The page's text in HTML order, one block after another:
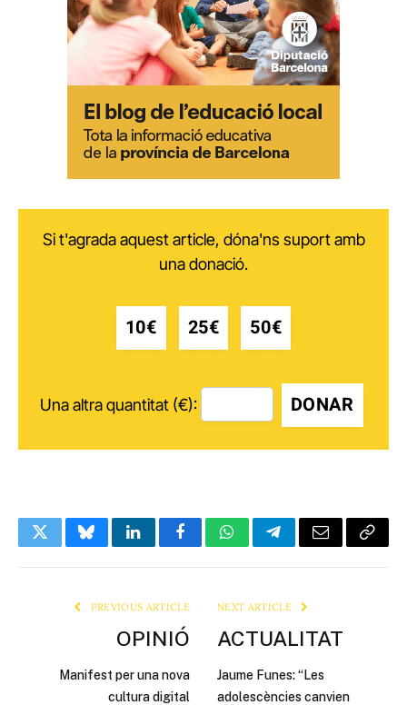
Si t'agrada aquest article, dóna'ns suport amb
una donació.
10€ 25€ 50€
Una altra quantitat (€): DONAR
TwitterBlueskyLinkedInFacebookWhatsAppTelegramEmail Copy
PREVIOUS ARTICLE
OPINIÓ
Manifest per una nova
cultura digital
NEXT ARTICLE
ACTUALITAT
Jaume Funes: “Les
adolescències canvien